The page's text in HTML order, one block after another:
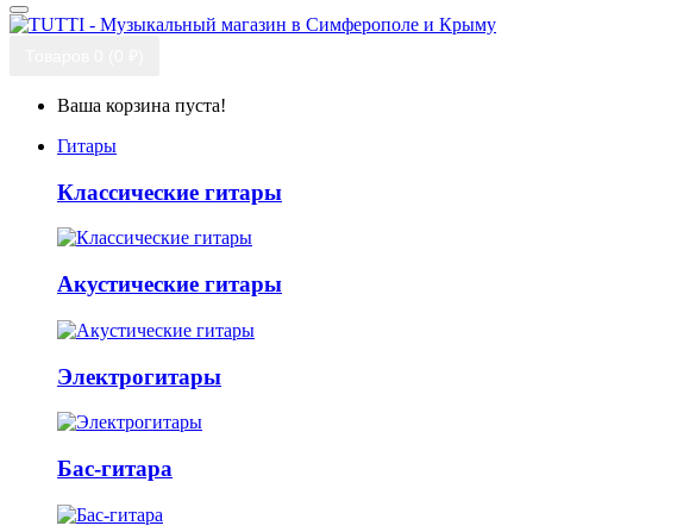
Ваша корзина пуста!
Гитары
Классические гитары
Акустические гитары
Электрогитары
Бас-гитара